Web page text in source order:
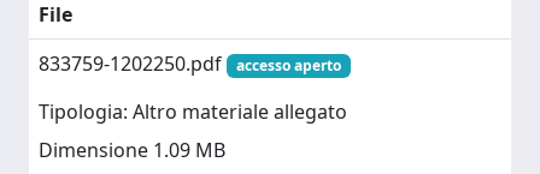
File
833759-1202250.pdf
accesso aperto
Tipologia: Altro materiale allegato
Dimensione 1.09 MB